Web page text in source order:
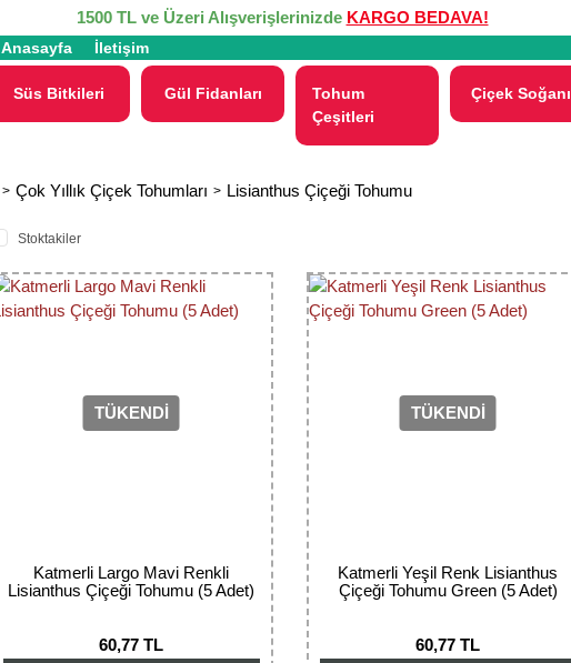
1500 TL ve Üzeri Alışverişlerinizde KARGO BEDAVA!
Anasayfa İletişim
Süs Bitkileri Gül Fidanları
Tohum
Çeşitleri
Çiçek Soğanı
Çok Yıllık Çiçek Tohumları
Lisianthus Çiçeği Tohumu
Stoktakiler
TÜKENDİ
Katmerli Largo Mavi Renkli
Lisianthus Çiçeği Tohumu (5 Adet)
60,77 TL
TÜKENDİ
Katmerli Yeşil Renk Lisianthus
Çiçeği Tohumu Green (5 Adet)
60,77 TL